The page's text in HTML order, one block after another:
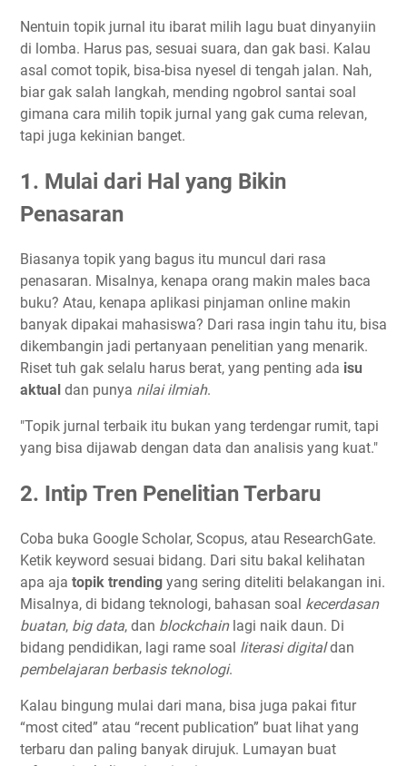
Nentuin topik jurnal itu ibarat milih lagu buat dinyanyiin
di lomba. Harus pas, sesuai suara, dan gak basi. Kalau
asal comot topik, bisa-bisa nyesel di tengah jalan. Nah,
biar gak salah langkah, mending ngobrol santai soal
gimana cara milih topik jurnal yang gak cuma relevan,
tapi juga kekinian banget.
1. Mulai dari Hal yang Bikin
Penasaran
Biasanya topik yang bagus itu muncul dari rasa
penasaran. Misalnya, kenapa orang makin males baca
buku? Atau, kenapa aplikasi pinjaman online makin
banyak dipakai mahasiswa? Dari rasa ingin tahu itu, bisa
dikembangin jadi pertanyaan penelitian yang menarik.
Riset tuh gak selalu harus berat, yang penting ada isu
aktual dan punya nilai ilmiah.
"Topik jurnal terbaik itu bukan yang terdengar rumit, tapi
yang bisa dijawab dengan data dan analisis yang kuat."
2. Intip Tren Penelitian Terbaru
Coba buka Google Scholar, Scopus, atau ResearchGate.
Ketik keyword sesuai bidang. Dari situ bakal kelihatan
apa aja topik trending yang sering diteliti belakangan ini.
Misalnya, di bidang teknologi, bahasan soal kecerdasan
buatan, big data, dan blockchainlagi naik daun. Di
bidang pendidikan, lagi rame soal literasi digitaldan
pembelajaran berbasis teknologi.
Kalau bingung mulai dari mana, bisa juga pakai fitur
“most cited” atau “recent publication” buat lihat yang
terbaru dan paling banyak dirujuk. Lumayan buat